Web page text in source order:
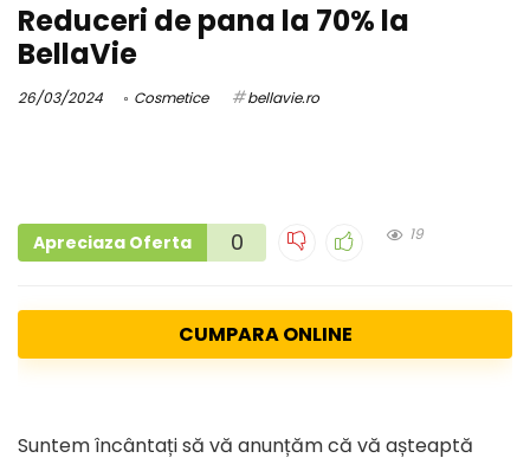
Reduceri de pana la 70% la
BellaVie
26/03/2024 Cosmetice bellavie.ro
Apreciaza Oferta 0 19
CUMPARA ONLINE
Suntem încântați să vă anunțăm că vă așteaptă